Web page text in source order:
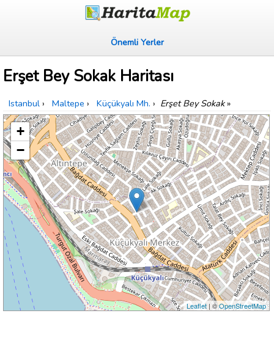
Önemli Yerler
Erşet Bey Sokak Haritası
Istanbul › Maltepe › Küçükyalı Mh. › Erşet Bey Sokak»
+
−
Leaflet| ©OpenStreetMap